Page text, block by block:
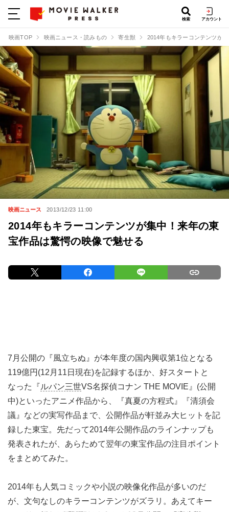
検索 アカウント
映画TOP 映画ニュース・読みもの 寄生獣 2014年もキラーコンテンツが
映画ニュース 2013/12/23 11:00
2014年もキラーコンテンツが集中！来年の東
宝作品は驚愕の映像で魅せる
7月公開の『風立ちぬ』が本年度の国内興収第1位となる
119億円(12月11日現在)を記録するほか、好スタートと
なった『ルパン三世VS名探偵コナン THE MOVIE』(公開
中)といったアニメ作品から、『真夏の方程式』『清須会
議』などの実写作品まで、公開作品が軒並み大ヒットを記
録した東宝。先だって2014年公開作品のラインナップも
発表されたが、あらためて翌年の東宝作品の注目ポイント
をまとめてみた。
2014年も人気コミックや小説の映像化作品が多いのだ
が、文句なしのキラーコンテンツがズラリ。あえてキー